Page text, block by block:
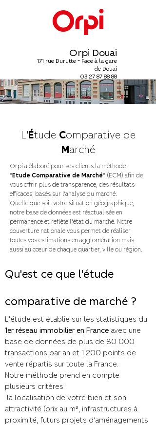
Orpi Douai
171 rue Durutte - Face à la gare
de Douai
03 27 87 88 88
L'Étude Comparative de
Marché
Orpi a élaboré pour ses clients la méthode
"Etude Comparative de Marché" (ECM) afin de
vous offrir plus de transparence, des résultats
efficaces, basés sur l’analyse du marché.
Quelle que soit votre situation géographique,
notre base de données est réactualisée en
permanence et reflète l'état du marché. Notre
couverture nationale vous permet de réaliser
toutes vos estimations en agglomération mais
aussi au cœur de chaque quartier, ville ou région.
Qu'est ce que l'étude
comparative de marché ?
L'étude est établie sur les statistiques du
1er réseau immobilier en France avec une
base de données de plus de 80 000
transactions par an et 1 200 points de
vente répartis sur toute la France.
​Notre méthode prend en compte
plusieurs critères :
la localisation de votre bien et son
attractivité (prix au m², infrastructures à
proximité, futurs projets d’aménagements